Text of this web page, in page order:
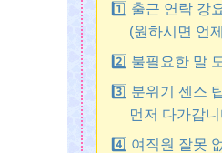
1️⃣ 출근 연락 강
(원하시면 언
2️⃣ 불필요한 말
3️⃣ 분위기 센스
먼저 다가갑니
4️⃣ 여직원 잘못